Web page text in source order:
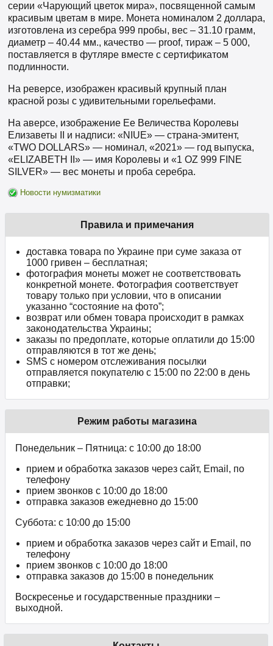
серии «Чарующий цветок мира», посвященной самым
красивым цветам в мире. Монета номиналом 2 доллара,
изготовлена из серебра 999 пробы, вес – 31.10 грамм,
диаметр – 40.44 мм., качество — proof, тираж – 5 000,
поставляется в футляре вместе с сертификатом
подлинности.
На реверсе, изображен красивый крупный план
красной розы с удивительными горельефами.
На аверсе, изображение Ее Величества Королевы
Елизаветы II и надписи: «NIUE» — страна-эмитент,
«TWO DOLLARS» — номинал, «2021» — год выпуска,
«ELIZABETH II» — имя Королевы и «1 OZ 999 FINE
SILVER» — вес монеты и проба серебра.
Новости нумизматики
Правила и примечания
доставка товара по Украине при суме заказа от
1000 гривен – бесплатная;
фотография монеты может не соответствовать
конкретной монете. Фотография соответствует
товару только при условии, что в описании
указанно “состояние на фото”;
возврат или обмен товара происходит в рамках
законодательства Украины;
заказы по предоплате, которые оплатили до 15:00
отправляются в тот же день;
SMS с номером отслеживания посылки
отправляется покупателю с 15:00 по 22:00 в день
отправки;
Режим работы магазина
Понедельник – Пятница: с 10:00 до 18:00
прием и обработка заказов через сайт, Email, по
телефону
прием звонков c 10:00 до 18:00
отправка заказов ежедневно до 15:00
Суббота: с 10:00 до 15:00
прием и обработка заказов через сайт и Email, по
телефону
прием звонков c 10:00 до 18:00
отправка заказов до 15:00 в понедельник
Воскресенье и государственные праздники –
выходной.